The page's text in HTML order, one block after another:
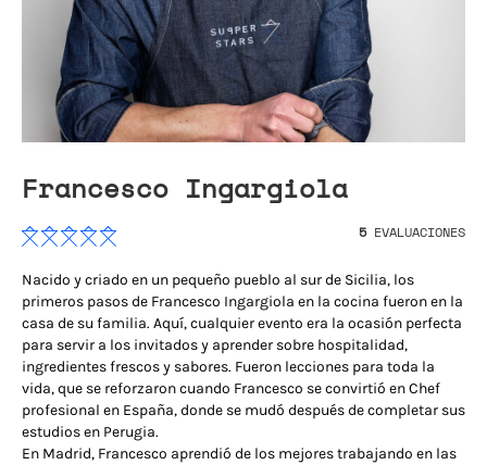
Francesco Ingargiola
5EVALUACIONES
Nacido y criado en un pequeño pueblo al sur de Sicilia, los
primeros pasos de Francesco Ingargiola en la cocina fueron en la
casa de su familia. Aquí, cualquier evento era la ocasión perfecta
para servir a los invitados y aprender sobre hospitalidad,
ingredientes frescos y sabores. Fueron lecciones para toda la
vida, que se reforzaron cuando Francesco se convirtió en Chef
profesional en España, donde se mudó después de completar sus
estudios en Perugia.
En Madrid, Francesco aprendió de los mejores trabajando en las